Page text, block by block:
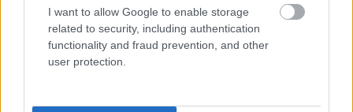
I want to allow Google to enable storage
related to security, including authentication
functionality and fraud prevention, and other
user protection.